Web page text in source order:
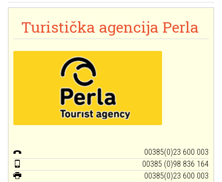
Turistička agencija Perla
00385(0)23 600 003
00385 (0)98 836 164
00385(0)23 600 003